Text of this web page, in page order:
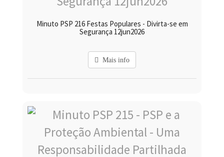
Minuto PSP 216 Festas Populares - Divirta-se em
Segurança 12jun2026
Mais info